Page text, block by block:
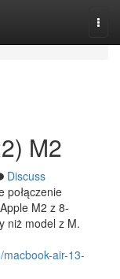
M2
Discuss
połączenie
M2 z 8-
niż model z M.
air-13-